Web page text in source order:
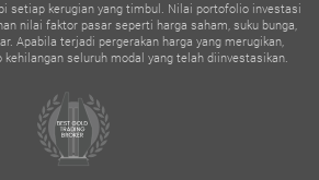
setiap kerugian yang timbul. Nilai portofolio investasi
nilai faktor pasar seperti harga saham, suku bunga,
Apabila terjadi pergerakan harga yang merugikan,
seluruh modal yang telah diinvestasikan.